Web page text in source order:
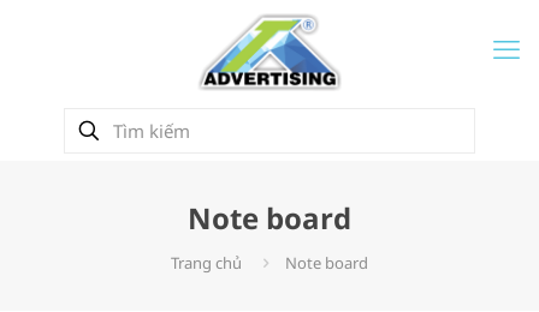
Note board
Trang chủ Note board